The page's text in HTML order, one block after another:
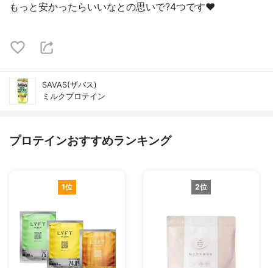
もっと安かったらいいなとの思いで?4つです❤️
SAVAS(ザバス)
ミルクプロテイン
プロテインおすすめランキング
1位 2位